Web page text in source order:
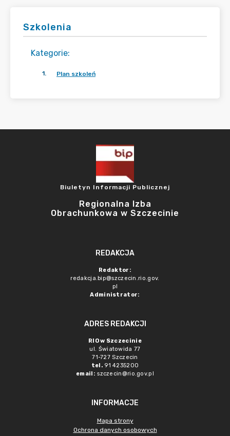
Szkolenia
Kategorie:
1. Plan szkoleń
Biuletyn Informacji Publicznej
Regionalna Izba
Obrachunkowa w Szczecinie
REDAKCJA
Redaktor:
redakcja.bip@szczecin.rio.gov.
pl
Administrator:
ADRES REDAKCJI
RIO w Szczecinie
ul. Światowida 77
71-727 Szczecin
tel. 91 4235200
email: szczecin@rio.gov.pl
INFORMACJE
Mapa strony
Ochrona danych osobowych